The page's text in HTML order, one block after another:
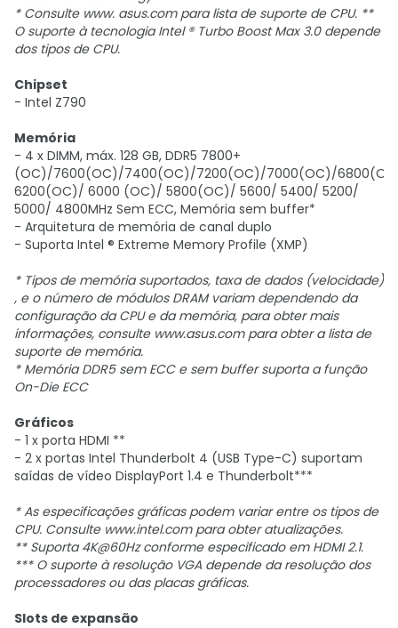
* Consulte www. asus.com para lista de suporte de CPU. **
O suporte à tecnologia Intel ® Turbo Boost Max 3.0 depende
dos tipos de CPU.
Chipset
- Intel Z790
Memória
- 4 x DIMM, máx. 128 GB, DDR5 7800+
(OC)/7600(OC)/7400(OC)/7200(OC)/7000(OC)/
6200(OC)/ 6000 (OC)/ 5800(OC)/ 5600/ 5400/ 5200/
5000/ 4800MHz Sem ECC, Memória sem buffer*
- Arquitetura de memória de canal duplo
- Suporta Intel ® Extreme Memory Profile (XMP)
* Tipos de memória suportados, taxa de dados (velocidade)
, e o número de módulos DRAM variam dependendo da
configuração da CPU e da memória, para obter mais
informações, consulte www.asus.com para obter a lista de
suporte de memória.
* Memória DDR5 sem ECC e sem buffer suporta a função
On-Die ECC
Gráficos
- 1 x porta HDMI **
- 2 x portas Intel Thunderbolt 4 (USB Type-C) suportam
saídas de vídeo DisplayPort 1.4 e Thunderbolt***
* As especificações gráficas podem variar entre os tipos de
CPU. Consulte www.intel.com para obter atualizações.
** Suporta 4K@60Hz conforme especificado em HDMI 2.1.
*** O suporte à resolução VGA depende da resolução dos
processadores ou das placas gráficas.
Slots de expansão